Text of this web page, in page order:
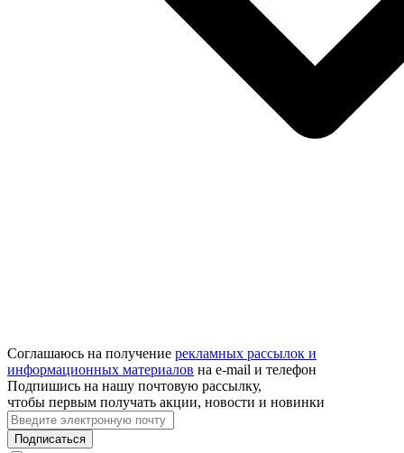
Соглашаюсь на получение рекламных рассылок и
информационных материалов на e‑mail и телефон
Подпишись на нашу почтовую рассылку,
чтобы первым получать акции, новости и новинки
Подписаться